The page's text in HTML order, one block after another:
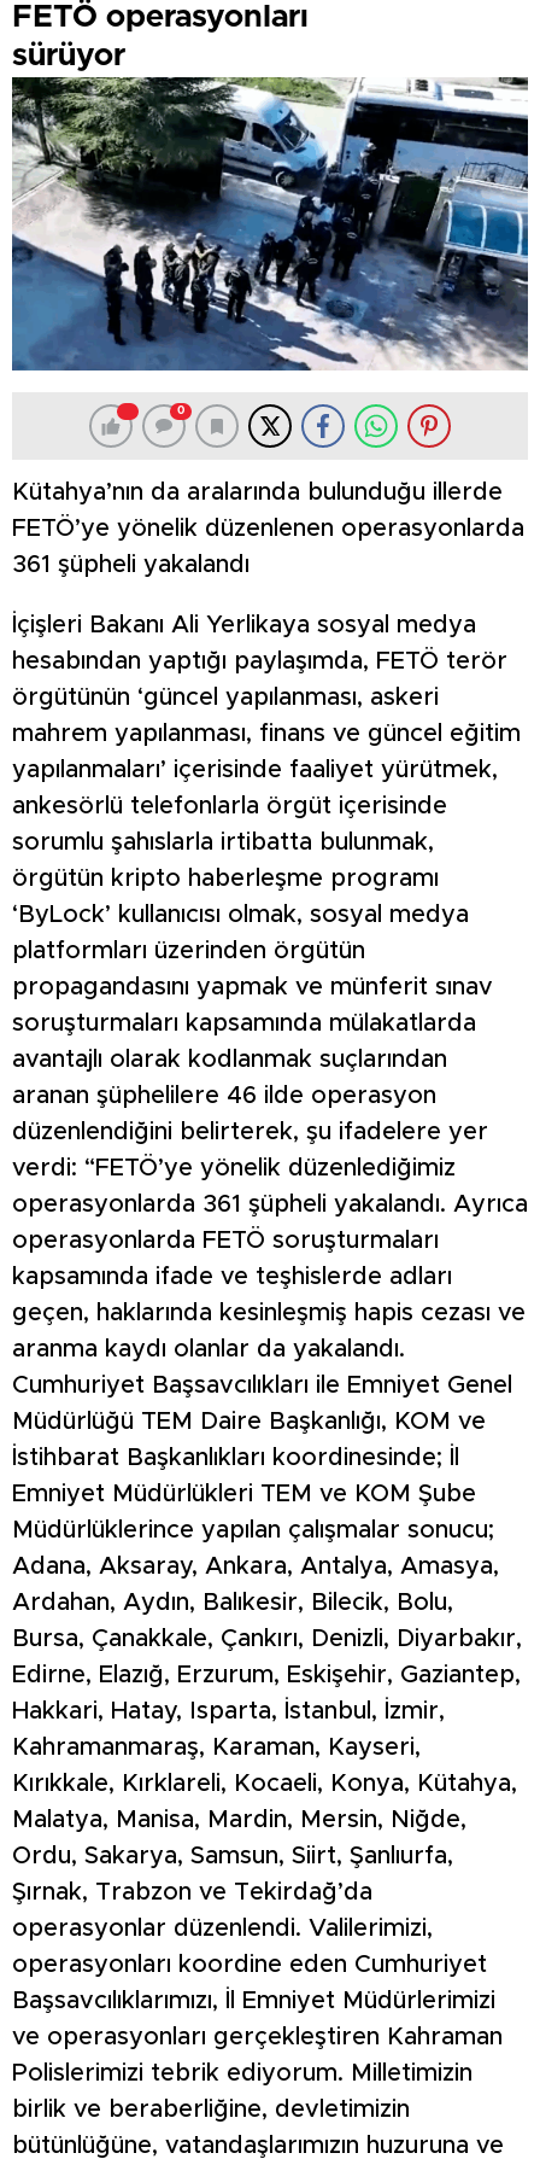
FETÖ operasyonları
sürüyor
0
Kütahya’nın da aralarında bulunduğu illerde
FETÖ’ye yönelik düzenlenen operasyonlarda
361 şüpheli yakalandı
İçişleri Bakanı Ali Yerlikaya sosyal medya
hesabından yaptığı paylaşımda, FETÖ terör
örgütünün ‘güncel yapılanması, askeri
mahrem yapılanması, finans ve güncel eğitim
yapılanmaları’ içerisinde faaliyet yürütmek,
ankesörlü telefonlarla örgüt içerisinde
sorumlu şahıslarla irtibatta bulunmak,
örgütün kripto haberleşme programı
‘ByLock’ kullanıcısı olmak, sosyal medya
platformları üzerinden örgütün
propagandasını yapmak ve münferit sınav
soruşturmaları kapsamında mülakatlarda
avantajlı olarak kodlanmak suçlarından
aranan şüphelilere 46 ilde operasyon
düzenlendiğini belirterek, şu ifadelere yer
verdi: “FETÖ’ye yönelik düzenlediğimiz
operasyonlarda 361 şüpheli yakalandı. Ayrıca
operasyonlarda FETÖ soruşturmaları
kapsamında ifade ve teşhislerde adları
geçen, haklarında kesinleşmiş hapis cezası ve
aranma kaydı olanlar da yakalandı.
Cumhuriyet Başsavcılıkları ile Emniyet Genel
Müdürlüğü TEM Daire Başkanlığı, KOM ve
İstihbarat Başkanlıkları koordinesinde; İl
Emniyet Müdürlükleri TEM ve KOM Şube
Müdürlüklerince yapılan çalışmalar sonucu;
Adana, Aksaray, Ankara, Antalya, Amasya,
Ardahan, Aydın, Balıkesir, Bilecik, Bolu,
Bursa, Çanakkale, Çankırı, Denizli, Diyarbakır,
Edirne, Elazığ, Erzurum, Eskişehir, Gaziantep,
Hakkari, Hatay, Isparta, İstanbul, İzmir,
Kahramanmaraş, Karaman, Kayseri,
Kırıkkale, Kırklareli, Kocaeli, Konya, Kütahya,
Malatya, Manisa, Mardin, Mersin, Niğde,
Ordu, Sakarya, Samsun, Siirt, Şanlıurfa,
Şırnak, Trabzon ve Tekirdağ’da
operasyonlar düzenlendi. Valilerimizi,
operasyonları koordine eden Cumhuriyet
Başsavcılıklarımızı, İl Emniyet Müdürlerimizi
ve operasyonları gerçekleştiren Kahraman
Polislerimizi tebrik ediyorum. Milletimizin
birlik ve beraberliğine, devletimizin
bütünlüğüne, vatandaşlarımızın huzuruna ve